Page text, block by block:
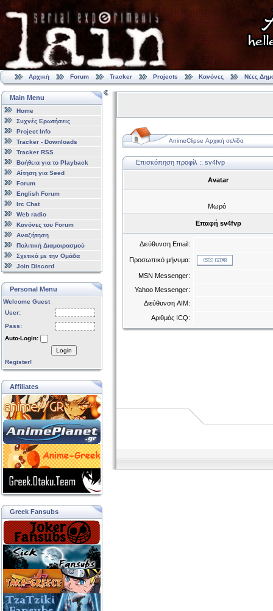
Αρχική Forum Tracker Projects Κανόνες Νέες
Main Menu
Home
Συχνές Ερωτήσεις
Project Info
Tracker - Downloads
Tracker RSS
Βοήθεια για το Playback
Αίτηση για Seed
Forum
English Forum
Irc Chat
Web radio
Κανόνες του Forum
Αναζήτηση
Πολιτική Διαμοιρασμού
Σχετικά με την Ομάδα
Join Discord
Personal Menu
Welcome Guest
User:
Pass:
Auto-Login:
Login
Register!
Affiliates
Greek Fansubs
AnimeClipse Αρχική σελίδα
Επισκόπηση προφίλ :: sv4fvp
Avatar
Μωρό
Επαφή sv4fvp
Διεύθυνση Email:
Προσωπικό μήνυμα:
MSN Messenger:
Yahoo Messenger:
Διεύθυνση AIM:
Αριθμός ICQ: